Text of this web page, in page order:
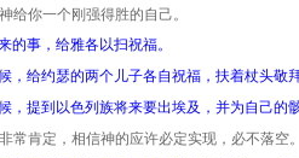
你一个刚强得胜的自己。
的事，给雅各以扫祝福。
，给约瑟的两个儿子各自祝福，扶着杖头敬拜
，提到以色列族将来要出埃及，并为自己的
肯定，相信神的应许必定实现，必不落空。